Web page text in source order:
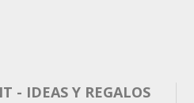
- IDEAS Y REGALOS